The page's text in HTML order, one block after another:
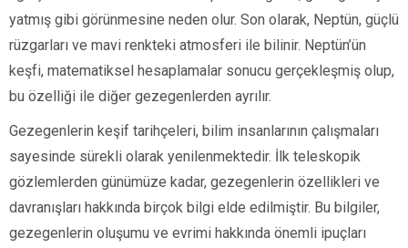
yatmış gibi görünmesine neden olur. Son olarak, Neptün, güçlü
rüzgarları ve mavi renkteki atmosferi ile bilinir. Neptün’ün
keşfi, matematiksel hesaplamalar sonucu gerçekleşmiş olup,
bu özelliği ile diğer gezegenlerden ayrılır.
Gezegenlerin keşif tarihçeleri, bilim insanlarının çalışmaları
sayesinde sürekli olarak yenilenmektedir. İlk teleskopik
gözlemlerden günümüze kadar, gezegenlerin özellikleri ve
davranışları hakkında birçok bilgi elde edilmiştir. Bu bilgiler,
gezegenlerin oluşumu ve evrimi hakkında önemli ipuçları